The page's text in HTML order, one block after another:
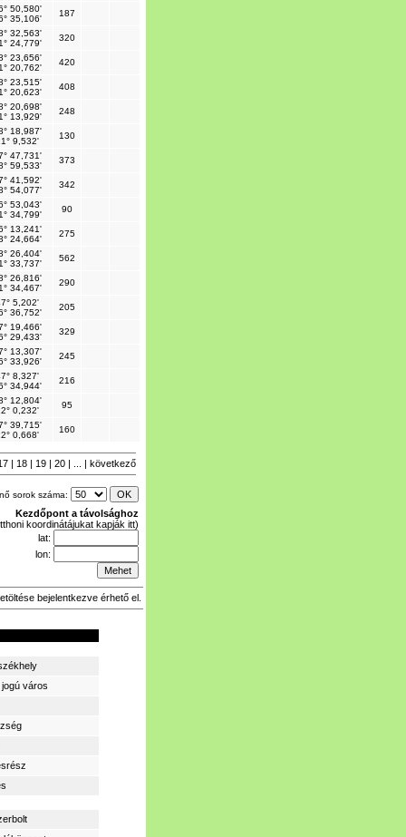
50,580'
35,106'
187
32,563'
24,779'
320
23,656'
20,762'
420
23,515'
20,623'
408
20,698'
13,929'
248
18,987'
9,532'
130
47,731'
59,533'
373
41,592'
54,077'
342
53,043'
34,799'
90
13,241'
24,664'
275
26,404'
33,737'
562
26,816'
34,467'
290
5,202'
36,752'
205
19,466'
29,433'
329
13,307'
33,926'
245
8,327'
34,944'
216
12,804'
0,232'
95
39,715'
0,668'
160
| 18 | 19 | 20 | ... | következő
sorok száma:
Kezdőpont a távolsághoz
koordinátájukat kapják itt)
lat:
lon:
bejelentkezve érhető el.
város